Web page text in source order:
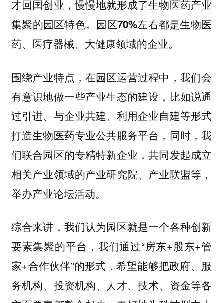
才回国创业，慢慢地就形成了生物医药产业
集聚的园区特色。 园区70%左右都是生物医
药、医疗器械、大健康领域的企业。
围绕产业特点，在园区运营过程中，我们会
有意识地做一些产业生态的建设，比如说通
过引进、与企业共建、利用企业自建等形式
打造生物医药专业公共服务平台，同时，我
们联合园区的专精特新企业，共同发起成立
相关产业领域的产业研究院、产业联盟等，
举办产业论坛活动。
综合来讲，我们认为园区就是一个各种创新
要素集聚的平台，我们通过“房东+股东+管
家+合作伙伴”的形式，希望能够把政府、服
务机构、投资机构、人才、技术、资金等各